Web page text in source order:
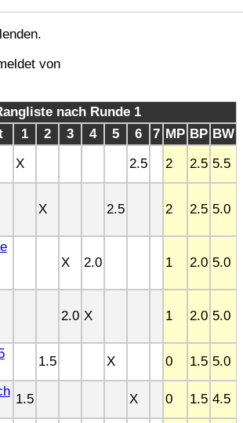
von
nach Runde 1
1 2 3 4 5 6 7 MP BP BW
X 2.5 2 2.5 5.5
X 2.5 2 2.5 5.0
X 2.0 1 2.0 5.0
2.0 X 1 2.0 5.0
1.5 X 0 1.5 5.0
1.5 X 0 1.5 4.5